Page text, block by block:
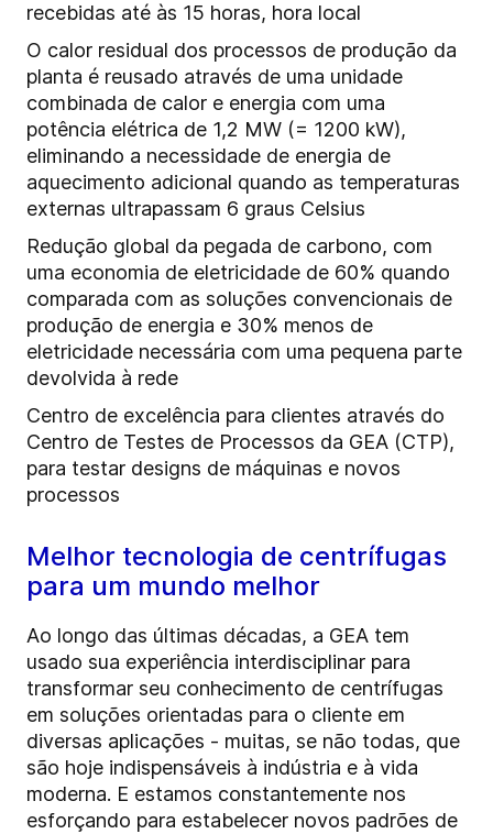
recebidas até às 15 horas, hora local
O calor residual dos processos de produção da
planta é reusado através de uma unidade
combinada de calor e energia com uma
potência elétrica de 1,2 MW (= 1200 kW),
eliminando a necessidade de energia de
aquecimento adicional quando as temperaturas
externas ultrapassam 6 graus Celsius
Redução global da pegada de carbono, com
uma economia de eletricidade de 60% quando
comparada com as soluções convencionais de
produção de energia e 30% menos de
eletricidade necessária com uma pequena parte
devolvida à rede
Centro de excelência para clientes através do
Centro de Testes de Processos da GEA (CTP),
para testar designs de máquinas e novos
processos
Melhor tecnologia de centrífugas
para um mundo melhor
Ao longo das últimas décadas, a GEA tem
usado sua experiência interdisciplinar para
transformar seu conhecimento de centrífugas
em soluções orientadas para o cliente em
diversas aplicações - muitas, se não todas, que
são hoje indispensáveis à indústria e à vida
moderna. E estamos constantemente nos
esforçando para estabelecer novos padrões de